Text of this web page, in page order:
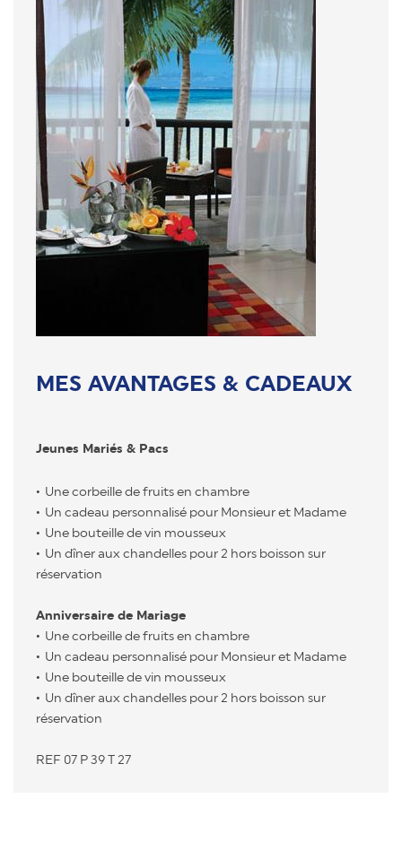
MES AVANTAGES & CADEAUX
Jeunes Mariés & Pacs
Une corbeille de fruits en chambre
Un cadeau personnalisé pour Monsieur et Madame
Une bouteille de vin mousseux
Un dîner aux chandelles pour 2 hors boisson sur
réservation
Anniversaire de Mariage
Une corbeille de fruits en chambre
Un cadeau personnalisé pour Monsieur et Madame
Une bouteille de vin mousseux
Un dîner aux chandelles pour 2 hors boisson sur
réservation
REF 07 P 39 T 27